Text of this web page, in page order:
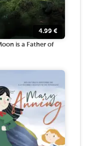
4.99 €
is a Father of